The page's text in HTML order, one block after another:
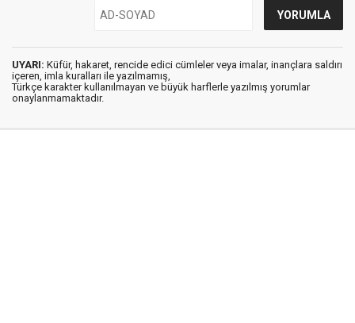
UYARI: Küfür, hakaret, rencide edici cümleler veya imalar, inançlara saldırı
içeren, imla kuralları ile yazılmamış,
Türkçe karakter kullanılmayan ve büyük harflerle yazılmış yorumlar
onaylanmamaktadır.